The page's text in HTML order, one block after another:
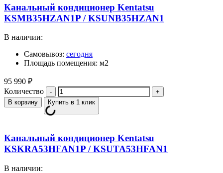
Канальный кондиционер Kentatsu
KSMB35HZAN1P / KSUNB35HZAN1
В наличии:
Самовывоз: сегодня
Площадь помещения: м2
95 990 ₽
Количество
В корзину Купить в 1 клик
Канальный кондиционер Kentatsu
KSKRA53HFAN1P / KSUTA53HFAN1
В наличии: